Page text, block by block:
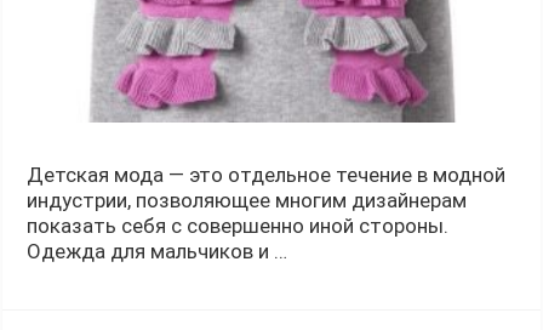
Детская мода — это отдельное течение в модной
индустрии, позволяющее многим дизайнерам
показать себя с совершенно иной стороны.
Одежда для мальчиков и …